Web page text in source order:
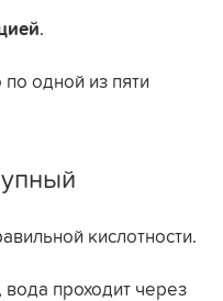
.
одной из пяти
кислотности.
проходит через